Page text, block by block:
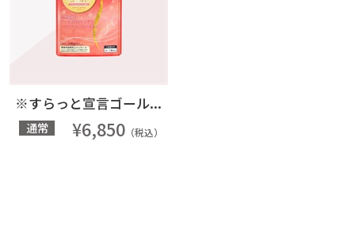
※すらっと宣言ゴール...
通常 ¥6,850 （税込）